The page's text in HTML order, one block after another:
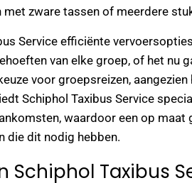
zware tassen of meerdere
Service efficiënte
van elke groep, of het nu
voor groepsreizen,
Schiphol Taxibus Service
waardoor een op maat
die dit nodig hebben.
Taxibus